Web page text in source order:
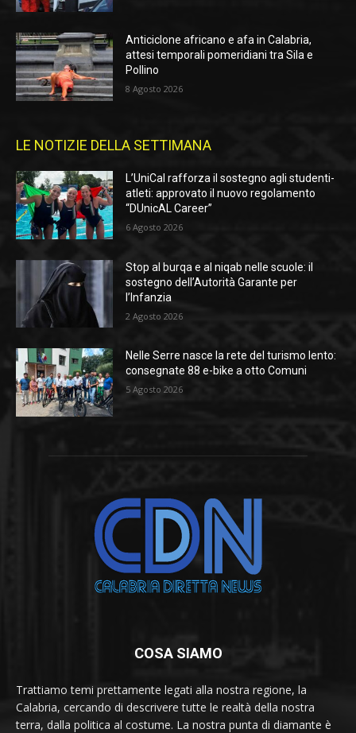
Anticiclone africano e afa in Calabria,
attesi temporali pomeridiani tra Sila e
Pollino
8 Agosto 2026
LE NOTIZIE DELLA SETTIMANA
L’UniCal rafforza il sostegno agli studenti-
atleti: approvato il nuovo regolamento
“DUnicAL Career”
6 Agosto 2026
Stop al burqa e al niqab nelle scuole: il
sostegno dell’Autorità Garante per
l’Infanzia
2 Agosto 2026
Nelle Serre nasce la rete del turismo lento:
consegnate 88 e-bike a otto Comuni
5 Agosto 2026
COSA SIAMO
Trattiamo temi prettamente legati alla nostra regione, la
Calabria, cercando di descrivere tutte le realtà della nostra
terra, dalla politica al costume. La nostra punta di diamante è